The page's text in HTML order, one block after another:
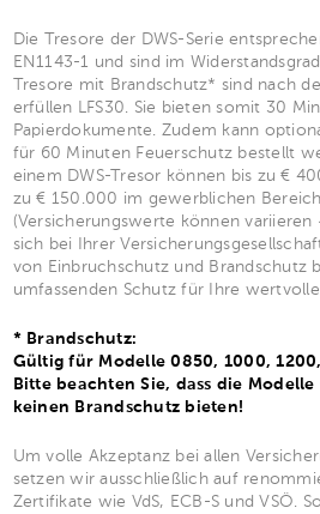
Die Tresore der DWS-Serie
EN1143-1 und sind im
Tresore mit Brandschutz* sind nach
erfüllen LFS30. Sie bieten somit 30
Papierdokumente. Zudem kann
für 60 Minuten Feuerschutz bestellt
einem DWS-Tresor können bis zu €
zu € 150.000 im gewerblichen
(Versicherungswerte können variieren
sich bei Ihrer
von Einbruchschutz und Brandschutz
umfassenden Schutz für Ihre
* Brandschutz:
Gültig für Modelle 0850, 1000,
Bitte beachten Sie, dass die
keinen Brandschutz bieten!
Um volle Akzeptanz bei allen
setzen wir ausschließlich auf
Zertifikate wie VdS, ECB-S und VSÖ.